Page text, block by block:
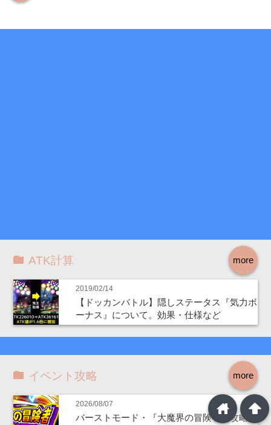
more
ATK計算
2019/02/14
【ドッカンバトル】隠しステータス『気力ボ
ーナス』について。効果・仕様など
more
イベント攻略
2026/08/07
バーストモード・『大魔界の冒険者』攻略情
arrowup
home